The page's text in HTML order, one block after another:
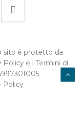
sito è protetto da
Policy e i Termini di
Policy